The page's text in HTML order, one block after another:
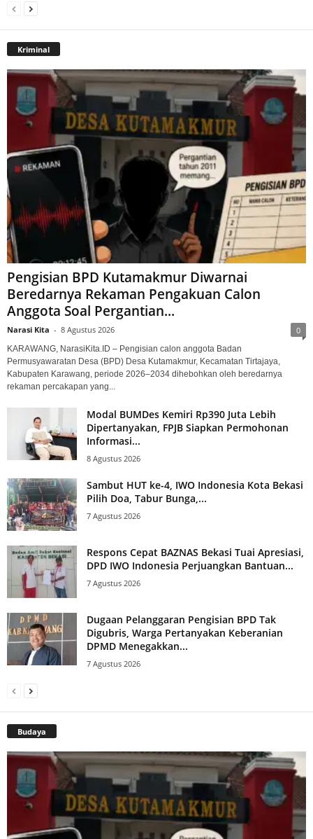
Kriminal
Pengisian BPD Kutamakmur Diwarnai
Beredarnya Rekaman Pengakuan Calon
Anggota Soal Pergantian...
Narasi Kita - 8 Agustus 2026 0
KARAWANG, NarasiKita.ID – Pengisian calon anggota Badan
Permusyawaratan Desa (BPD) Desa Kutamakmur, Kecamatan Tirtajaya,
Kabupaten Karawang, periode 2026–2034 dihebohkan oleh beredarnya
rekaman percakapan yang...
Modal BUMDes Kemiri Rp390 Juta Lebih
Dipertanyakan, FPJB Siapkan Permohonan
Informasi...
8 Agustus 2026
Sambut HUT ke-4, IWO Indonesia Kota Bekasi
Pilih Doa, Tabur Bunga,...
7 Agustus 2026
Respons Cepat BAZNAS Bekasi Tuai Apresiasi,
DPD IWO Indonesia Perjuangkan Bantuan...
7 Agustus 2026
Dugaan Pelanggaran Pengisian BPD Tak
Digubris, Warga Pertanyakan Keberanian
DPMD Menegakkan...
7 Agustus 2026
Budaya